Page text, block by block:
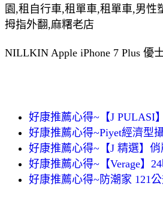
園,租自行車,租單車,租單車,男
拇指外翻,麻糬老店
NILLKIN Apple iPhone 7 Plus
好康推薦心得~【J PULASI
好康推薦心得~Piyet經濟型
好康推薦心得~【J 精選】
好康推薦心得~【Verage】
好康推薦心得~防潮家 121